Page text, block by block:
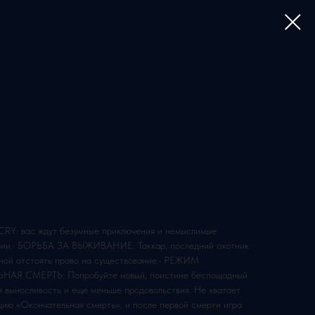
вас ждут безумные приключения и немыслимые
БОРЬБА ЗА ВЫЖИВАНИЕ: Таккар, последний охотник
отстоять право на существование.• РЕЖИМ
СМЕРТЬ: Попробуйте новый, поистине беспощадный
и еще меньше продовольствия. Не хватает
«Окончательная смерть», и после первой смерти игра